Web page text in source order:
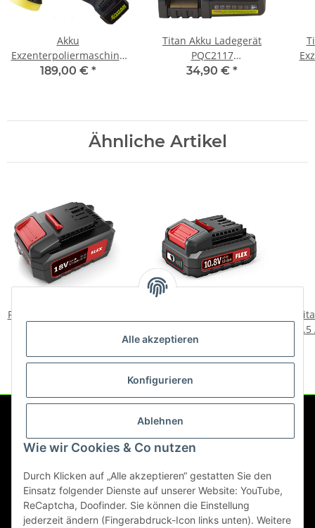
Alle akzeptieren
Konfigurieren
Ablehnen
Wie wir Cookies & Co nutzen
Durch Klicken auf „Alle akzeptieren“ gestatten Sie den
Einsatz folgender Dienste auf unserer Website: YouTube,
ReCaptcha, Doofinder. Sie können die Einstellung
jederzeit ändern (Fingerabdruck-Icon links unten). Weitere
Akku
Exzenterpoliermaschine
brushless 15mm Hub
189,00 € *
Titan Akku Ladegerät
PQC2117
Schnellladegerät
34,90 € *
Ähnliche Artikel
Flex Akku-Pack 18V/5.0 Ah
46,90 €
Service
Gesetzliche Informationen